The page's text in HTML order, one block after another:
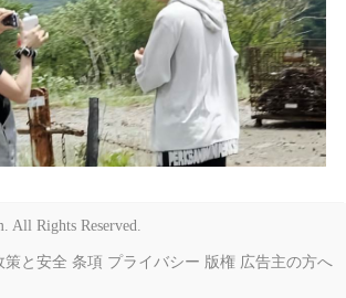
All Rights Reserved.
策と安全 条項 プライバシー 版権 広告主の方へ